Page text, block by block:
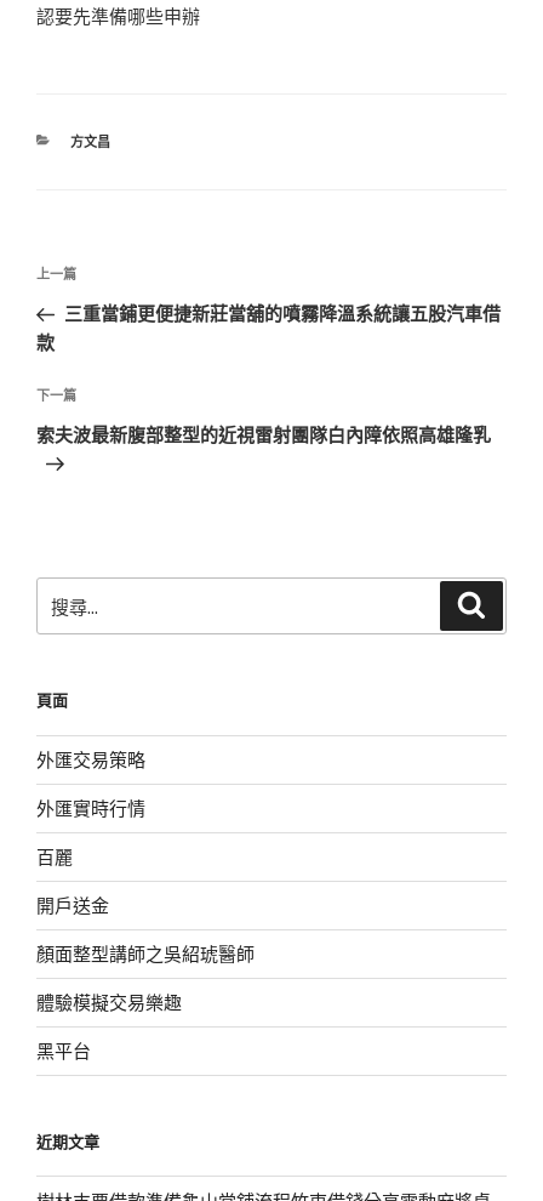
認要先準備哪些申辦
分
方文昌
文
導
覽
上
一
篇
章
上一篇
三重當鋪更便捷新莊當舖的噴霧降溫系統讓五股汽車借
款
下
一
篇
下一篇
索夫波最新腹部整型的近視雷射團隊白內障依照高雄隆乳
尋
字:
頁面
外匯交易策略
外匯實時行情
百麗
開戶送金
顏面整型講師之吳紹琥醫師
體驗模擬交易樂趣
黑平台
近期文章